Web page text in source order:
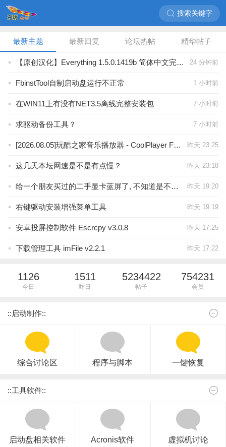
搜索关键字
最新主题 最新回复 论坛热帖 精华帖子
24 分钟前
【原创汉化】Everything 1.5.0.1419b 简体中文完全汉化绿色版(高亮搜索关键词)
1 小时前
FbinstTool自制启动盘运行不正常
7 小时前
在WIN11上有没有NET3.5离线完整安装包
7 小时前
求驱动备份工具？
昨天 23:25
[2026.08.05]玩酷之家音乐播放器 - CoolPlayer For Audio 1.0.6 发布！
昨天 23:18
这几天本坛网速是不是有点慢？
昨天 19:20
给一个朋友买过的二手显卡蓝屏了, 不知道是不是显卡问题
昨天 19:19
右键驱动安装增强菜单工具
昨天 17:25
安卓投屏控制软件 Escrcpy v3.0.8
昨天 17:22
下载管理工具 imFile v2.2.1
1126
今日
1511
昨日
5234422
帖子
754231
会员
::启动制作::
综合讨论区 程序与脚本 一键恢复
::工具软件::
启动盘相关软件 Acronis软件 虚拟机讨论